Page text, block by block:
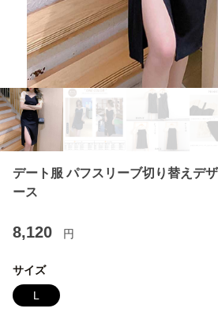
デート服 パフスリーブ切り替えデ
ース
8,120 円
サイズ
L